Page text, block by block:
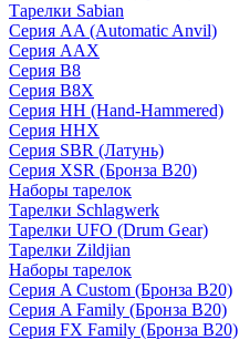
Тарелки Sabian
Серия AA (Automatic Anvil)
Серия AAX
Серия B8
Серия B8X
Серия HH (Hand-Hammered)
Серия HHX
Серия SBR (Латунь)
Серия XSR (Бронза B20)
Наборы тарелок
Тарелки Schlagwerk
Тарелки UFO (Drum Gear)
Тарелки Zildjian
Наборы тарелок
Серия A Custom (Бронза B20)
Серия A Family (Бронза B20)
Серия FX Family (Бронза B20)